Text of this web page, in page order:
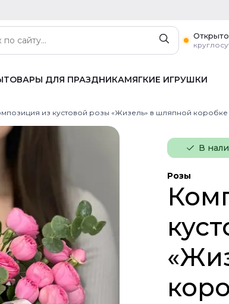
Открыто
ТОВАРЫ ДЛЯ ПРАЗДНИКАМЯГКИЕ ИГРУШКИ
из кустовой розы «Жизель» в шляпной коробке
В
Розы